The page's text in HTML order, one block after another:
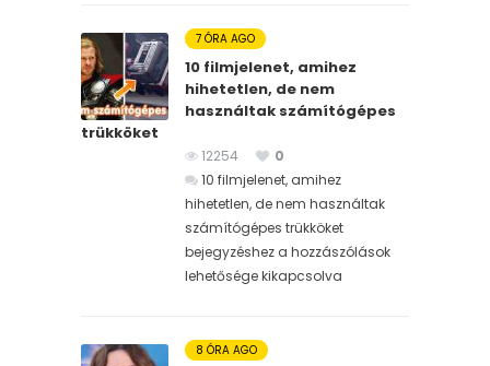
7 ÓRA AGO
10 filmjelenet, amihez
hihetetlen, de nem
használtak számítógépes
trükköket
12254
0
10 filmjelenet, amihez
hihetetlen, de nem használtak
számítógépes trükköket
bejegyzéshez a hozzászólások
lehetősége kikapcsolva
8 ÓRA AGO